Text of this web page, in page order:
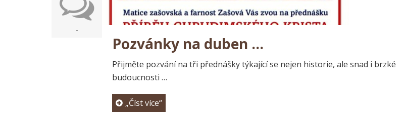
-
Pozvánky na duben …
Přijměte pozvání na tři přednášky týkající se nejen historie, ale snad i brzké
budoucnosti …
„Číst více“